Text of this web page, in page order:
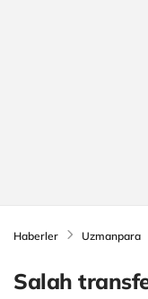
Haberler Uzmanpara
Salah